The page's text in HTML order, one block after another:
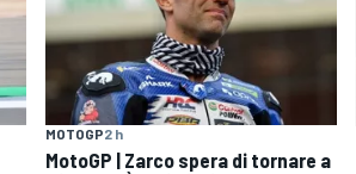
MOTOGP2 h
MotoGP | Zarco spera di tornare a